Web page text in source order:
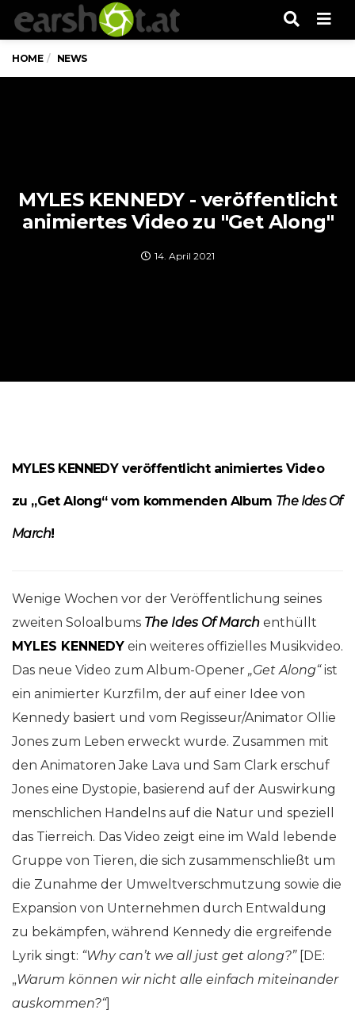
HOME NEWS
MYLES KENNEDY - veröffentlicht
animiertes Video zu "Get Along"
14. April 2021
MYLES KENNEDY veröffentlicht animiertes Video
zu „Get Along“vom kommenden Album The Ides Of
March!
Wenige Wochen vor der Veröffentlichung seines
zweiten Soloalbums The Ides Of March enthüllt
MYLES KENNEDY ein weiteres offizielles Musikvideo.
Das neue Video zum Album-Opener „Get Along“ist
ein animierter Kurzfilm, der auf einer Idee von
Kennedy basiert und vom Regisseur/Animator Ollie
Jones zum Leben erweckt wurde. Zusammen mit
den Animatoren Jake Lava und Sam Clark erschuf
Jones eine Dystopie, basierend auf der Auswirkung
menschlichen Handelns auf die Natur und speziell
das Tierreich. Das Video zeigt eine im Wald lebende
Gruppe von Tieren, die sich zusammenschließt um
die Zunahme der Umweltverschmutzung sowie die
Expansion von Unternehmen durch Entwaldung
zu bekämpfen, während Kennedy die ergreifende
Lyrik singt: “Why can’t we all just get along?”[DE:
„Warum können wir nicht alle einfach miteinander
auskommen?“]